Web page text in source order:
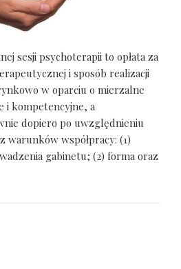
sesji psychoterapii to opłata za
i sposób realizacji
w oparciu o mierzalne
i kompetencyjne, a
dopiero po uwzględnieniu
warunków współpracy: (1)
gabinetu; (2) forma oraz